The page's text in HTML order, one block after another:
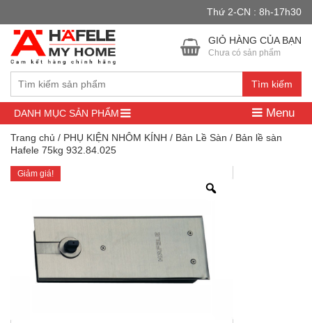
Thứ 2-CN : 8h-17h30
Tìm kiếm
GIỎ HÀNG CỦA BẠN
Chưa có sản phẩm
DANH MỤC SẢN PHẨM Menu
Trang chủ / PHỤ KIỆN NHÔM KÍNH / Bản Lề Sàn / Bản lề sàn
Hafele 75kg 932.84.025
Giảm giá!
Đây là cửa hàng demo nhằm mục đích thử nghiệm — các đơn hàng
sẽ không có hiệu lực.